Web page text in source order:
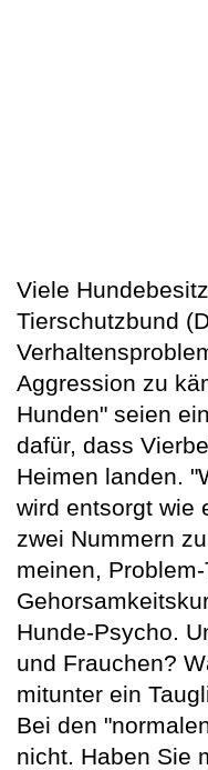
Viele
Tierschutzbund
Aggression zu
Hunden" seien
dafür, dass
Heimen landen.
wird entsorgt wie
zwei Nummern
meinen,
Hunde-Psycho.
und Frauchen?
mitunter ein
Bei den
nicht. Haben Sie